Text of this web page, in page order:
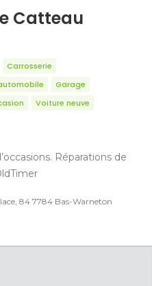
Catteau
Carrosserie
Garage
Voiture neuve
Réparations de
84 7784 Bas-Warneton